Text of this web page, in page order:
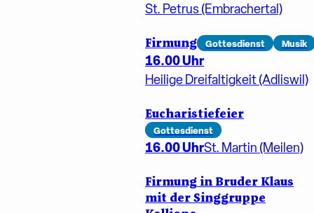
St. Petrus (Embrachertal)
Firmung Gottesdienst Musik
16.00 Uhr
Heilige Dreifaltigkeit (Adliswil)
Eucharistiefeier
Gottesdienst
16.00 UhrSt. Martin (Meilen)
Firmung in Bruder Klaus
mit der Singgruppe